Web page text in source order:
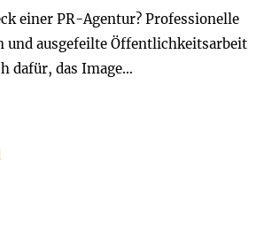
einer PR-Agentur? Professionelle
und ausgefeilte Öffentlichkeitsarbeit
dafür, das Image…